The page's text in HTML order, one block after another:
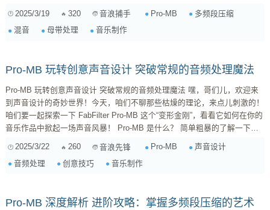
深入浅出地掌握Pro-MB的用法，让你在音乐制作中如虎添翼！ Pro-MB 是
什么？先来个基础扫盲 简单来说，Pro-MB 就是一个多频段动态处理器。它
2025/3/19 320 音浪捕手 Pro-MB
多频段压缩
混音
母带处理 音乐制作
Pro-MB 玩转创意声音设计 突破常规的音频处理魔法
Pro-MB 玩转创意声音设计 突破常规的音频处理魔法 嘿，哥们儿，欢迎来
到声音设计的奇妙世界！今天，咱们不聊那些枯燥的理论，来点儿刺激的！
咱们要一起探索一下 FabFilter Pro-MB 这个“变形金刚”，看看它如何在你的
音乐作品中掀起一场声音风暴！ Pro-MB 是什么？ 简单粗暴的了解一下
Pro-MB，全称是 Pro-MultiBand，直译过来就是“专业多频段处理器”。你可
以把它想象成一个超级英雄，拥有分割音频信号的能力，然后对每个频段进
行独立的压缩和扩展处理。这意味着什么？意味着你可以更精细地控制声音
2025/3/22 260 音浪先锋 Pro-MB
声音设计
音频处理
创意技巧 音乐制作
Pro-MB 深度解析 进阶攻略：掌握多频段压缩的艺术